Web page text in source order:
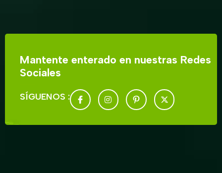
Mantente enterado en nuestras Redes
Sociales
SÍGUENOS :